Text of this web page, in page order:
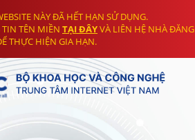
NÀY ĐÃ HẾT HẠN SỬ DỤNG.
TÊN MIỀN TẠI ĐÂYVÀ LIÊN HỆ NHÀ ĐĂNG
THỰC HIỆN GIA HẠN.